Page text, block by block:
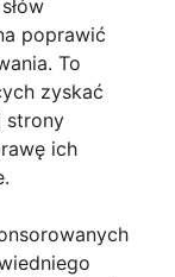
poprawić
To
zyskać
strony
ich